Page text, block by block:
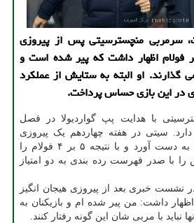
سرمربی منچسترسیتی پس از پیروزی
فولام اظهار داشت که پیر شده است و
گذارند. او البته به ستایش از عملکرد
در این بازی حساس پرداخت.
با هدایت پپ گواردیولا در فصل
سیتی در هفته چهاردهم یک پیروزی
باارزش خارج از خانه را به دست آورد و با نتیجه ۵ بر ۴ فولام را
با صدر فهرست رده بندی به دو امتیاز
خبری بعد از پیروزی هیجان انگیز
داشت: من پیر شده ام و بازیکنان به
نباید با مربی شان این گونه رفتار کنند.